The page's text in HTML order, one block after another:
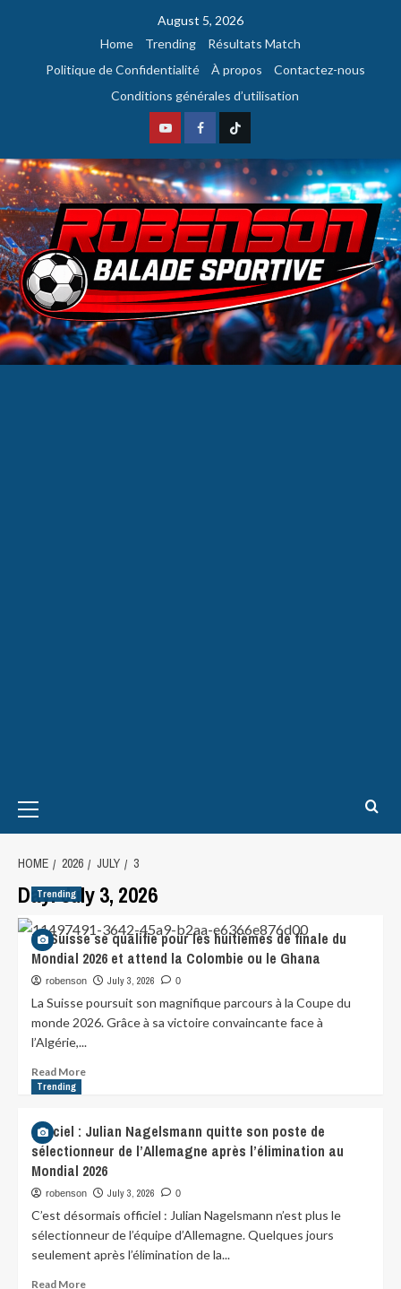
August 5, 2026
Home
Trending
Résultats Match
Politique de Confidentialité
À propos
Contactez-nous
Conditions générales d’utilisation
HOME 2026 JULY 3
Day:July 3, 2026
Trending
La Suisse se qualifie pour les huitièmes de finale du
Mondial 2026 et attend la Colombie ou le Ghana
robenson July 3, 2026 0
La Suisse poursuit son magnifique parcours à la Coupe du
monde 2026. Grâce à sa victoire convaincante face à
l’Algérie,...
Read More
Trending
Officiel : Julian Nagelsmann quitte son poste de
sélectionneur de l’Allemagne après l’élimination au
Mondial 2026
robenson July 3, 2026 0
C’est désormais officiel : Julian Nagelsmann n’est plus le
sélectionneur de l’équipe d’Allemagne. Quelques jours
seulement après l’élimination de la...
Read More